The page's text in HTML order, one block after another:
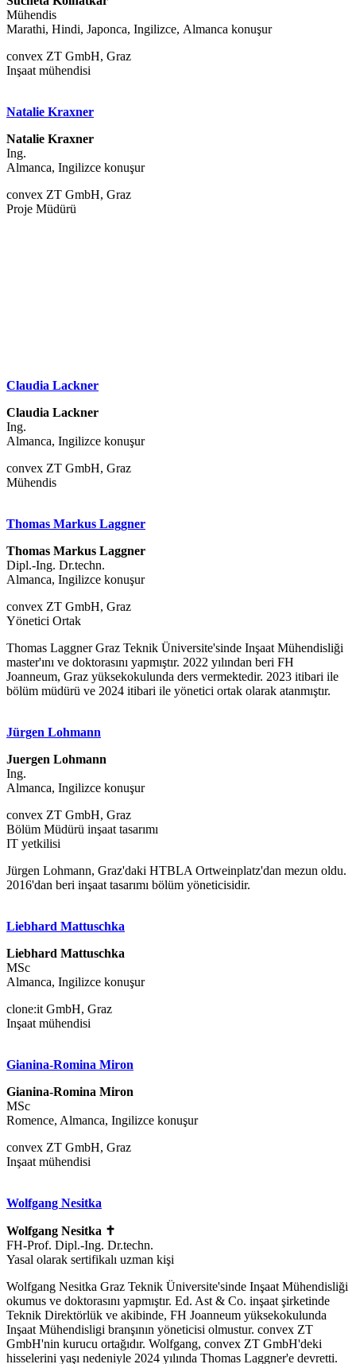
Mühendis
Marathi, Hindi, Japonca, Ingilizce, Almanca konuşur
convex ZT GmbH, Graz
Inşaat mühendisi
Natalie Kraxner
Natalie Kraxner
Ing.
Almanca, Ingilizce konuşur
convex ZT GmbH, Graz
Proje Müdürü
Claudia Lackner
Claudia Lackner
Ing.
Almanca, Ingilizce konuşur
convex ZT GmbH, Graz
Mühendis
Thomas Markus Laggner
Thomas Markus Laggner
Dipl.-Ing. Dr.techn.
Almanca, Ingilizce konuşur
convex ZT GmbH, Graz
Yönetici Ortak
Thomas Laggner Graz Teknik Üniversite'sinde Inşaat Mühendisliği
master'ını ve doktorasını yapmıştır. 2022 yılından beri FH
Joanneum, Graz yüksekokulunda ders vermektedir. 2023 itibari ile
bölüm müdürü ve 2024 itibari ile yönetici ortak olarak atanmıştır.
Jürgen Lohmann
Juergen Lohmann
Ing.
Almanca, Ingilizce konuşur
convex ZT GmbH, Graz
Bölüm Müdürü inşaat tasarımı
IT yetkilisi
Jürgen Lohmann, Graz'daki HTBLA Ortweinplatz'dan mezun oldu.
2016'dan beri inşaat tasarımı bölüm yöneticisidir.
Liebhard Mattuschka
Liebhard Mattuschka
MSc
Almanca, Ingilizce konuşur
clone:it GmbH, Graz
Inşaat mühendisi
Gianina-Romina Miron
Gianina-Romina Miron
MSc
Romence, Almanca, Ingilizce konuşur
convex ZT GmbH, Graz
Inşaat mühendisi
Wolfgang Nesitka
Wolfgang Nesitka ✝
FH-Prof. Dipl.-Ing. Dr.techn.
Yasal olarak sertifikalı uzman kişi
Wolfgang Nesitka Graz Teknik Üniversite'sinde Inşaat Mühendisliği
okumus ve doktorasını yapmıştır. Ed. Ast & Co. inşaat şirketinde
Teknik Direktörlük ve akibinde, FH Joanneum yüksekokulunda
Inşaat Mühendisligi branşının yöneticisi olmustur. convex ZT
GmbH'nin kurucu ortağıdır. Wolfgang, convex ZT GmbH'deki
hisselerini yaşı nedeniyle 2024 yılında Thomas Laggner'e devretti.